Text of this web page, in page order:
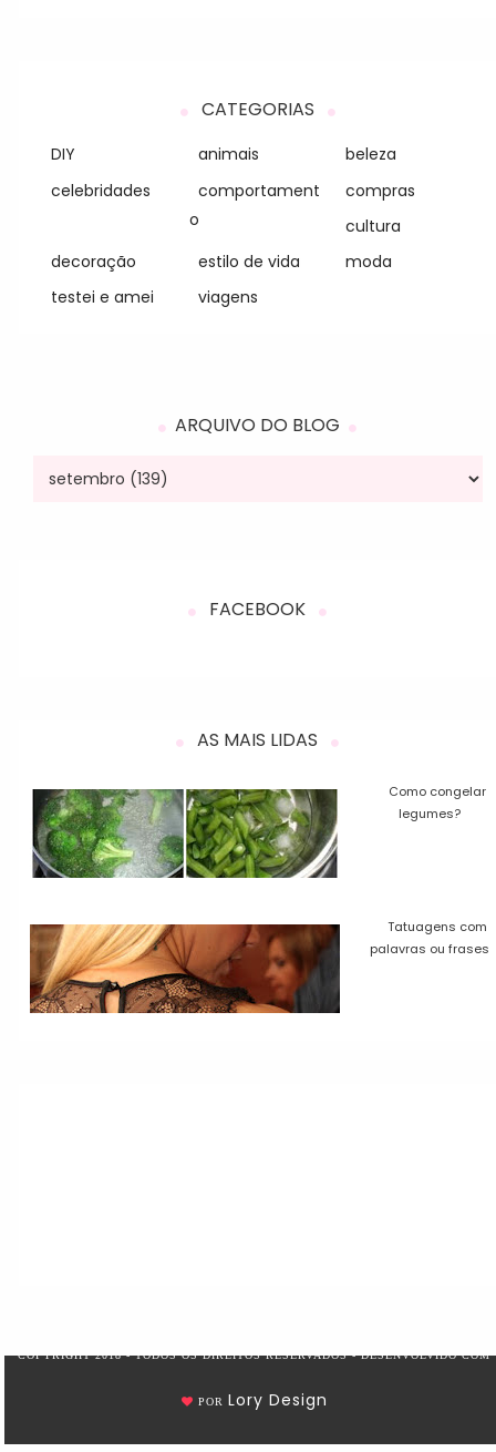
CATEGORIAS
DIY animais
beleza
celebridades
comportament
o
compras
cultura
decoração
estilo de vida
moda
testei e amei
viagens
ARQUIVO DO BLOG
FACEBOOK
AS MAIS LIDAS
Como congelar
legumes?
Tatuagens com
palavras ou frases
COPYRIGHT 2018 - TODOS OS DIREITOS RESERVADOS - DESENVOLVIDO COM
POR Lory Design